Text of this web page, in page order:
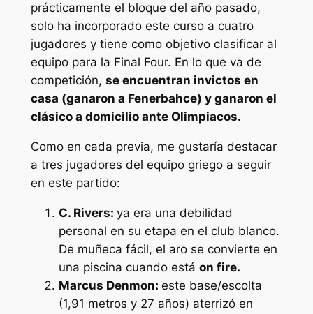
prácticamente el bloque del año pasado,
solo ha incorporado este curso a cuatro
jugadores y tiene como objetivo clasificar al
equipo para la Final Four. En lo que va de
competición, se encuentran invictos en
casa (ganaron a Fenerbahce) y ganaron el
clásico a domicilio ante Olimpiacos.
Como en cada previa, me gustaría destacar
a tres jugadores del equipo griego a seguir
en este partido:
C. Rivers: ya era una debilidad
personal en su etapa en el club blanco.
De muñeca fácil, el aro se convierte en
una piscina cuando está on fire.
Marcus Denmon: este base/escolta
(1,91 metros y 27 años) aterrizó en